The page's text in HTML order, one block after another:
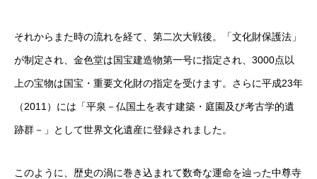
それからまた時の流れを経て、第二次大戦後。「文化財保護法」
が制定され、金色堂は国宝建造物第一号に指定され、3000点以
上の宝物は国宝・重要文化財の指定を受けます。さらに平成23年
（2011）には「平泉－仏国土を表す建築・庭園及び考古学的遺
跡群－」として世界文化遺産に登録されました。
このように、歴史の渦に巻き込まれて数奇な運命を辿った中尊寺